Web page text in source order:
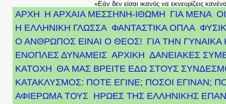
«Εάν δεν είσαι ικανός να εκνευρίζεις
ΑΡΧΗ Η ΑΡΧΑΙΑ ΜΕΣΣΗΝΗ-ΙΘΩΜΗ ΓΙΑ ΜΕΝΑ
Η ΕΛΛΗΝΙΚΗ ΓΛΩΣΣΑ ΦΑΝΤΑΣΤΙΚΑ ΟΠΛΑ
Ο ΑΝΘΡΩΠΟΣ ΕΙΝΑΙ Ο ΘΕΟΣ! ΓΙΑ ΤΗΝ ΓΥΝΑΙΚΑ
ΕΝΟΠΛΕΣ ΔΥΝΑΜΕΙΣ ΑΡΧΙΚΉ ΔΑΝΕΙΑΚΕΣ
ΚΑΤΟΧΗ ΘΑ ΜΑΣ ΒΡΕΙΤΕ ΕΔΩ ΣΤΟΥΣ
ΚΑΤΑΚΛΥΣΜΟΣ: ΠΟΤΕ ΕΓΙΝΕ; ΠΟΣΟΙ ΕΓΙΝΑΝ;
ΑΦΙΈΡΩΜΑ ΤΟΥΣ ΉΡΩΕΣ ΤΗΣ ΕΛΛΗΝΙΚΉΣ